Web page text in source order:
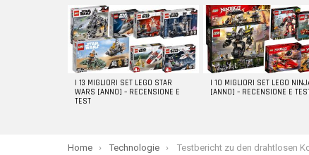
LATEST
STORIES
I 13 MIGLIORI SET LEGO STAR
WARS [ANNO] – RECENSIONE E
TEST
I 10 MIGLIORI SET LEGO
[ANNO] – RECENSIONE E
You are here:
Home Technologie Testbericht zu den drahtlosen Kopfhörern der